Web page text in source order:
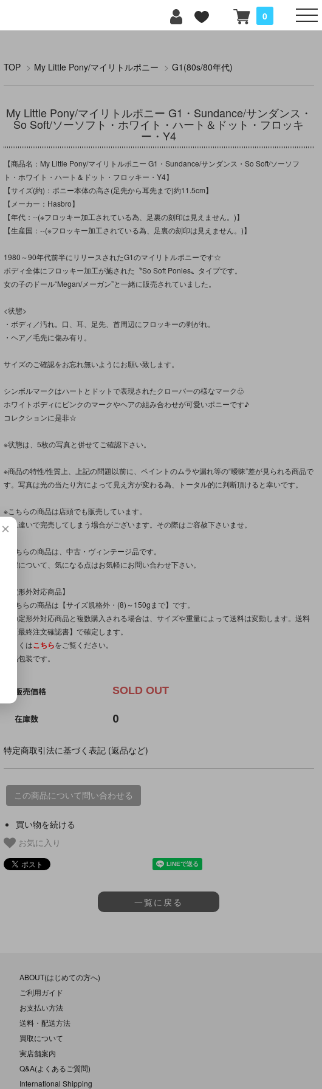
0
TOP > My Little Pony/マイリトルポニー > G1(80s/80年代)
My Little Pony/マイリトルポニー G1・Sundance/サンダンス・
So Soft/ソーソフト・ホワイト・ハート＆ドット・フロッキ
ー・Y4
【商品名：My Little Pony/マイリトルポニー G1・Sundance/サンダンス・So Soft/ソーソフ
ト・ホワイト・ハート＆ドット・フロッキー・Y4】
【サイズ(約)：ポニー本体の高さ(足先から耳先まで)約11.5cm】
【メーカー：Hasbro】
【年代：--(※フロッキー加工されている為、足裏の刻印は見えません。)】
【生産国：--(※フロッキー加工されている為、足裏の刻印は見えません。)】
1980～90年代前半にリリースされたG1のマイリトルポニーです☆
ボディ全体にフロッキー加工が施された〝So Soft Ponies〟タイプです。
女の子のドール“Megan/メーガン”と一緒に販売されていました。
<状態>
・ボディ／汚れ。口、耳、足先、首周辺にフロッキーの剥がれ。
・ヘア／毛先に傷み有り。
サイズのご確認をお忘れ無いようにお願い致します。
シンボルマークはハートとドットで表現されたクローバーの様なマーク♧
ホワイトボディにピンクのマークやヘアの組み合わせが可愛いポニーです♪
コレクションに是非☆
※状態は、5枚の写真と併せてご確認下さい。
※商品の特性/性質上、上記の問題以前に、ペイントのムラや漏れ等の“曖昧”差が見られる商品で
す。写真は光の当たり方によって見え方が変わる為、トータル的に判断頂けると幸いです。
※こちらの商品は店頭でも販売しています。
入れ違いで完売してしまう場合がございます。その際はご容赦下さいませ。
※こちらの商品は、中古・ヴィンテージ品です。
状態について、気になる点はお気軽にお問い合わせ下さい。
【定形外対応商品】
※こちらの商品は【サイズ規格外・(8)～150gまで】です。
他の定形外対応商品と複数購入される場合は、サイズや重量によって送料は変動します。送料
は【最終注文確認書】で確定します。
詳しくはこちらをご覧ください。
簡易包装です。
販売価格 SOLD OUT
在庫数 0
特定商取引法に基づく表記 (返品など)
この商品について問い合わせる
買い物を続ける
お気に入り
一覧に戻る
ABOUT(はじめての方へ)
ご利用ガイド
お支払い方法
送料・配送方法
買取について
実店舗案内
Q&A(よくあるご質問)
International Shipping
×